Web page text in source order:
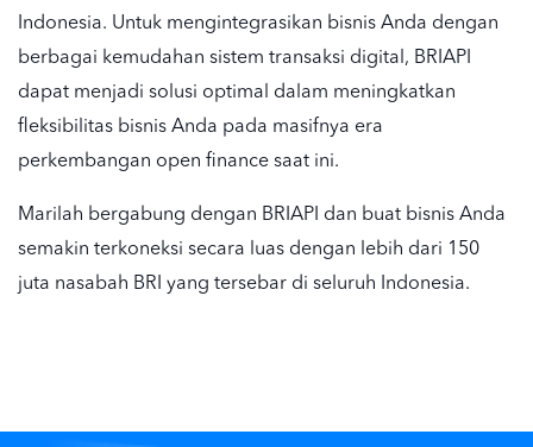
Indonesia. Untuk mengintegrasikan bisnis Anda dengan
berbagai kemudahan sistem transaksi digital, BRIAPI
dapat menjadi solusi optimal dalam meningkatkan
fleksibilitas bisnis Anda pada masifnya era
perkembangan open finance saat ini.
Marilah bergabung dengan BRIAPI dan buat bisnis Anda
semakin terkoneksi secara luas dengan lebih dari 150
juta nasabah BRI yang tersebar di seluruh Indonesia.